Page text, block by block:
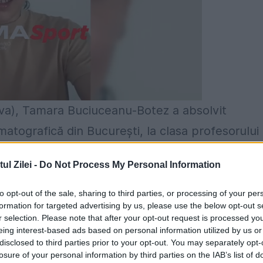
Zilei - Do Not Process My Personal Information
opt-out of the sale, sharing to third parties, or processing of your
for targeted advertising by us, please use the below opt-out
selection. Please note that after your opt-out request is processed
interest-based ads based on personal information utilized by us
to third parties prior to your opt-out. You may separately
of your personal information by third parties on the IAB’s list of
Tamara Buciuceanu-Botez a absolvit
din București, la clasa profesorului
de actorie în 1948 la Institutul de Teatru
plină de viață pentru fiecare generație de
a căror apariție nu poate trece
sau de marele și micul ecran, arată